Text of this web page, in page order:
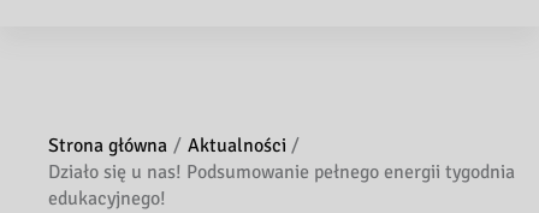
Strona główna
Aktualności
Działo się u nas! Podsumowanie pełnego energii tygodnia
edukacyjnego!